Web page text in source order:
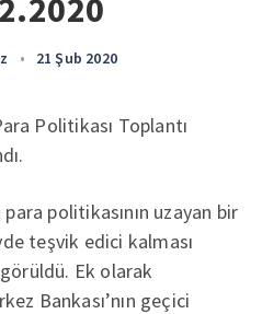
• 21 Şub 2020
Politikası Toplantı
politikasının uzayan bir
teşvik edici kalması
Ek olarak
Bankası’nın geçici